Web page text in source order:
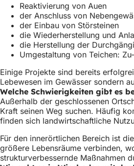
Reaktivierung von Auen
der Anschluss von
der Einbau von Störsteinen
die Wiederherstellung und
die Herstellung der
Umgestaltung von Teichen:
Einige Projekte sind bereits
Lebewesen im Gewässer sondern
Welche Schwierigkeiten gibt es
Außerhalb der geschlossenen
Kraft seinen Weg suchen. Häufig
finden sich landwirtschaftliche
Für den innerörtlichen Bereich ist
größere Lebensräume verbinden,
strukturverbessernde Maßnahmen